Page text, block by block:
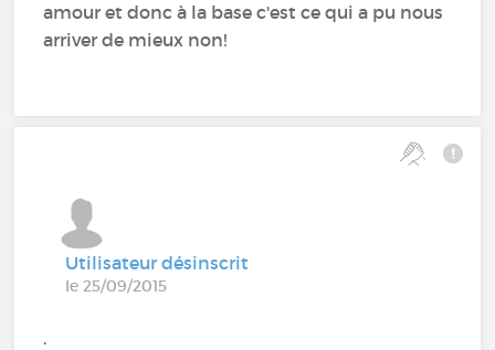
amour et donc à la base c'est ce qui a pu nous
arriver de mieux non!
Utilisateur désinscrit
le 25/09/2015
.